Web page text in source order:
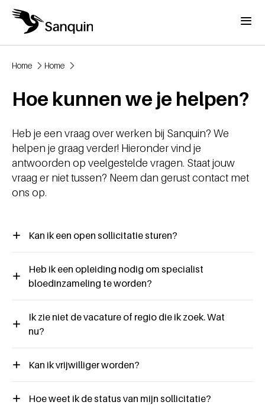
Overslaan en naar de inhoud gaan
Menu
Home Home
Hoe kunnen we je helpen?
Heb je een vraag over werken bij Sanquin? We
helpen je graag verder! Hieronder vind je
antwoorden op veelgestelde vragen. Staat jouw
vraag er niet tussen? Neem dan gerust contact met
ons op.
Kan ik een open sollicitatie sturen?
Heb ik een opleiding nodig om specialist
bloedinzameling te worden?
Ik zie niet de vacature of regio die ik zoek. Wat
nu?
Kan ik vrijwilliger worden?
Hoe weet ik de status van mijn sollicitatie?